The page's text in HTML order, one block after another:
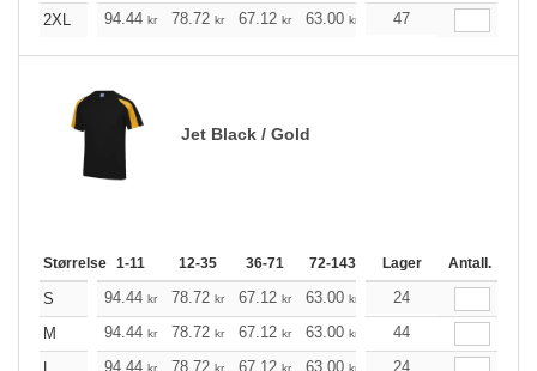
2XL
94.44 kr 78.72 kr 67.12 kr 63.00 kr 59.76
47
Jet Black / Gold
Størrelse 1-11 12-35 36-71 72-143 144-287 288 +
Lager Antall.
S 94.44 kr 78.72 kr 67.12 kr 63.00 kr 59.76
24
M
94.44 kr 78.72 kr 67.12 kr 63.00 kr 59.76
44
94.44 kr 78.72 kr 67.12 kr 63.00 kr 59.76
24